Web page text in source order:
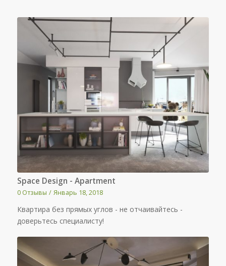
Space Design - Apartment
0 Отзывы / Январь 18, 2018
Квартира без прямых углов - не отчаивайтесь -
доверьтесь специалисту!